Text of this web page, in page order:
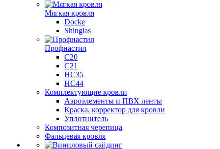
Мягкая кровля
Docke
Shinglas
Профнастил
C20
C21
НС35
НС44
Комплектующие кровли
Аэроэлементы и ПВХ ленты
Краска, корректор для кровли
Уплотнитель
Композитная черепица
Фальцевая кровля